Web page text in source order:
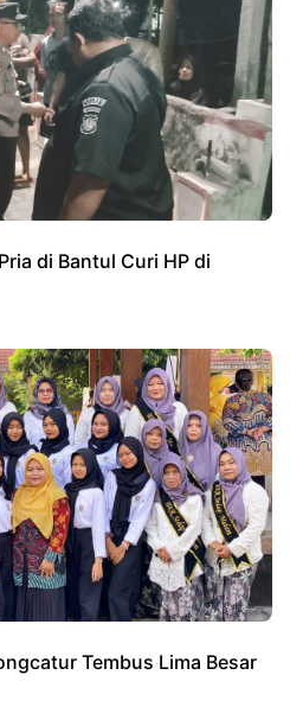
di Bantul Curi HP di
Tembus Lima Besar